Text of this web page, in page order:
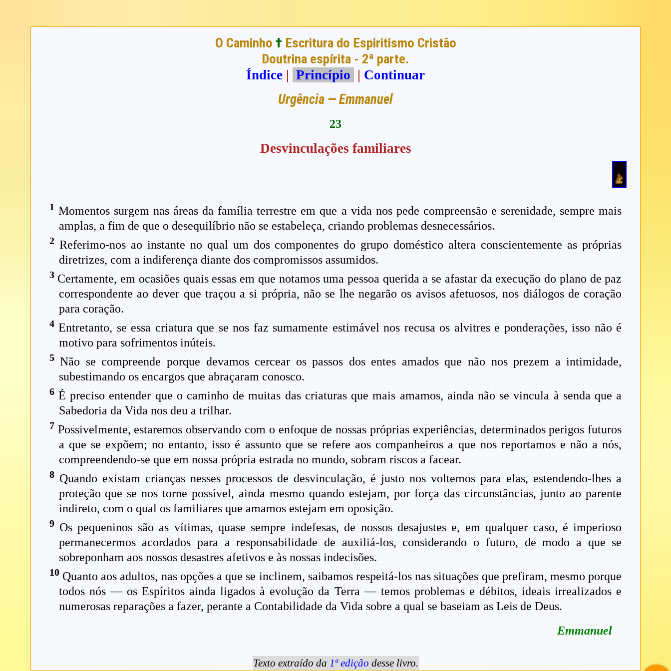
O Caminho † Escritura do Espiritismo Cristão
Doutrina espírita - 2ª parte.
Índice | Princípio | Continuar
Urgência — Emmanuel
23
Desvinculações familiares
1 Momentos surgem nas áreas da família terrestre em que a vida nos pede compreensão e serenidade, sempre mais
amplas, a fim de que o desequilíbrio não se estabeleça, criando problemas desnecessários.
2Referimo-nos ao instante no qual um dos componentes do grupo doméstico altera conscientemente as próprias
diretrizes, com a indiferença diante dos compromissos assumidos.
3Certamente, em ocasiões quais essas em que notamos uma pessoa querida a se afastar da execução do plano de paz
correspondente ao dever que traçou a si própria, não se lhe negarão os avisos afetuosos, nos diálogos de coração
para coração.
4Entretanto, se essa criatura que se nos faz sumamente estimável nos recusa os alvitres e ponderações, isso não é
motivo para sofrimentos inúteis.
5Não se compreende porque devamos cercear os passos dos entes amados que não nos prezem a intimidade,
subestimando os encargos que abraçaram conosco.
6É preciso entender que o caminho de muitas das criaturas que mais amamos, ainda não se vincula à senda que a
Sabedoria da Vida nos deu a trilhar.
7 Possivelmente, estaremos observando com o enfoque de nossas próprias experiências, determinados perigos futuros
a que se expõem; no entanto, isso é assunto que se refere aos companheiros a que nos reportamos e não a nós,
compreendendo-se que em nossa própria estrada no mundo, sobram riscos a facear.
8Quando existam crianças nesses processos de desvinculação, é justo nos voltemos para elas, estendendo-lhes a
proteção que se nos torne possível, ainda mesmo quando estejam, por força das circunstâncias, junto ao parente
indireto, com o qual os familiares que amamos estejam em oposição.
9Os pequeninos são as vítimas, quase sempre indefesas, de nossos desajustes e, em qualquer caso, é imperioso
permanecermos acordados para a responsabilidade de auxiliá-los, considerando o futuro, de modo a que se
sobreponham aos nossos desastres afetivos e às nossas indecisões.
10Quanto aos adultos, nas opções a que se inclinem, saibamos respeitá-los nas situações que prefiram, mesmo porque
todos nós — os Espíritos ainda ligados à evolução da Terra — temos problemas e débitos, ideais irrealizados e
numerosas reparações a fazer, perante a Contabilidade da Vida sobre a qual se baseiam as Leis de Deus.
Emmanuel
Texto extraído da 1ª edição desse livro.